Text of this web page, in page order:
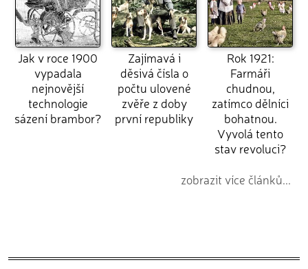
Jak v roce 1900
vypadala
nejnovější
technologie
sázení brambor?
Zajímavá i
děsivá čísla o
počtu ulovené
zvěře z doby
první republiky
Rok 1921:
Farmáři
chudnou,
zatímco dělníci
bohatnou.
Vyvolá tento
stav revoluci?
zobrazit více článků...